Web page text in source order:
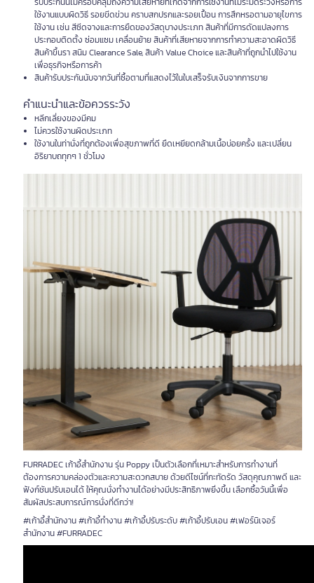
ใช้งานแบบผิดวิธี รอยขีดข่วน คราบสกปรกและรอยเปื้อน การสึกหรอตามอายุไขการ
ใช้งาน เช่น สีซีดจางและการยืดของวัสดุบางประเภท สินค้าที่มีการดัดแปลงการ
ประกอบติดตั้ง ซ่อมแซม เคลื่อนย้าย สินค้าที่เสียหายจากการทำความสะอาดผิดวิธี
สินค้าขึ้นรา สนิม Clearance Sale, สินค้า Value Choice และสินค้าที่ถูกนำไปใช้งาน
เพื่อธุรกิจหรือการค้า
สินค้ารับประกันนับจากวันที่ซื้อตามที่แสดงไว้ในใบเสร็จรับเงินจากการขาย
คำแนะนำและข้อควรระวัง
หลีกเลี่ยงของมีคม
ไม่ควรใช้งานผิดประเภท
ใช้งานในท่านั่งที่ถูกต้องเพื่อสุขภาพที่ดี ยืดเหยียดกล้ามเนื้อบ่อยครั้ง และเปลี่ยน
อิริยาบถทุกๆ 1 ชั่วโมง
FURRADEC เก้าอี้สำนักงาน รุ่น Poppy เป็นตัวเลือกที่เหมาะสำหรับการทำงานที่
ต้องการความคล่องตัวและความสะดวกสบาย ด้วยดีไซน์ที่กะทัดรัด วัสดุคุณภาพดี และ
ฟังก์ชันปรับเอนได้ ให้คุณนั่งทำงานได้อย่างมีประสิทธิภาพยิ่งขึ้น เลือกซื้อวันนี้เพื่อ
สัมผัสประสบการณ์การนั่งที่ดีกว่า!
#เก้าอี้สำนักงาน #เก้าอี้ทำงาน #เก้าอี้ปรับระดับ #เก้าอี้ปรับเอน #เฟอร์นิเจอร์
สำนักงาน #FURRADEC